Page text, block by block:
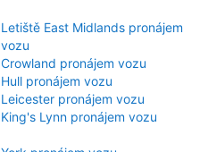
Letiště East Midlands pronájem
vozu
Crowland pronájem vozu
Hull pronájem vozu
Leicester pronájem vozu
King's Lynn pronájem vozu